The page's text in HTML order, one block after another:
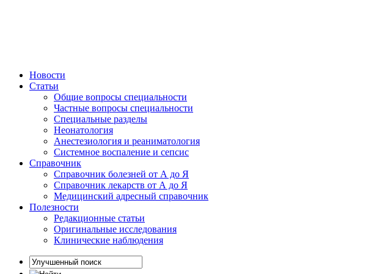
Новости
Статьи
Общие вопросы специальности
Частные вопросы специальности
Специальные разделы
Неонатология
Анестезиология и реаниматология
Системное воспаление и сепсис
Справочник
Справочник болезней от А до Я
Справочник лекарств от А до Я
Медицинский адресный справочник
Полезности
Редакционные статьи
Оригинальные исследования
Клинические наблюдения